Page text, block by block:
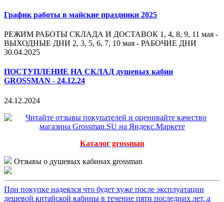
График работы в майские праздники 2025
РЕЖИМ РАБОТЫ СКЛАДА И ДОСТАВОК 1, 4, 8, 9, 11 мая -
ВЫХОДНЫЕ ДНИ 2, 3, 5, 6, 7, 10 мая - РАБОЧИЕ ДНИ
30.04.2025
ПОСТУПЛЕНИЕ НА СКЛАД душевых кабин
GROSSMAN - 24.12.24
24.12.2024
Каталог grossman
Отзывы о душевых кабинах grossman
При покупке надеялся что будет хуже после эксплуатации
дешевой китайской кабины в течение пяти последних лет, а